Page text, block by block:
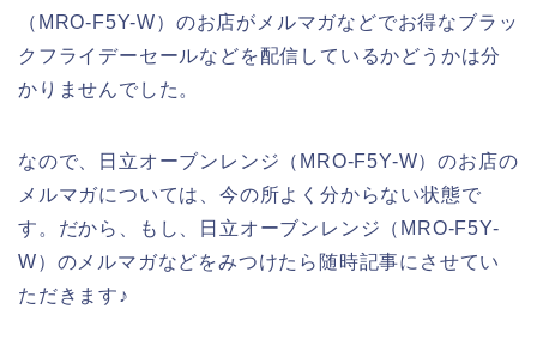
（MRO-F5Y-W）のお店がメルマガなどでお得なブラッ
クフライデーセールなどを配信しているかどうかは分
かりませんでした。
なので、日立オーブンレンジ（MRO-F5Y-W）のお店の
メルマガについては、今の所よく分からない状態で
す。だから、もし、日立オーブンレンジ（MRO-F5Y-
W）のメルマガなどをみつけたら随時記事にさせてい
ただきます♪